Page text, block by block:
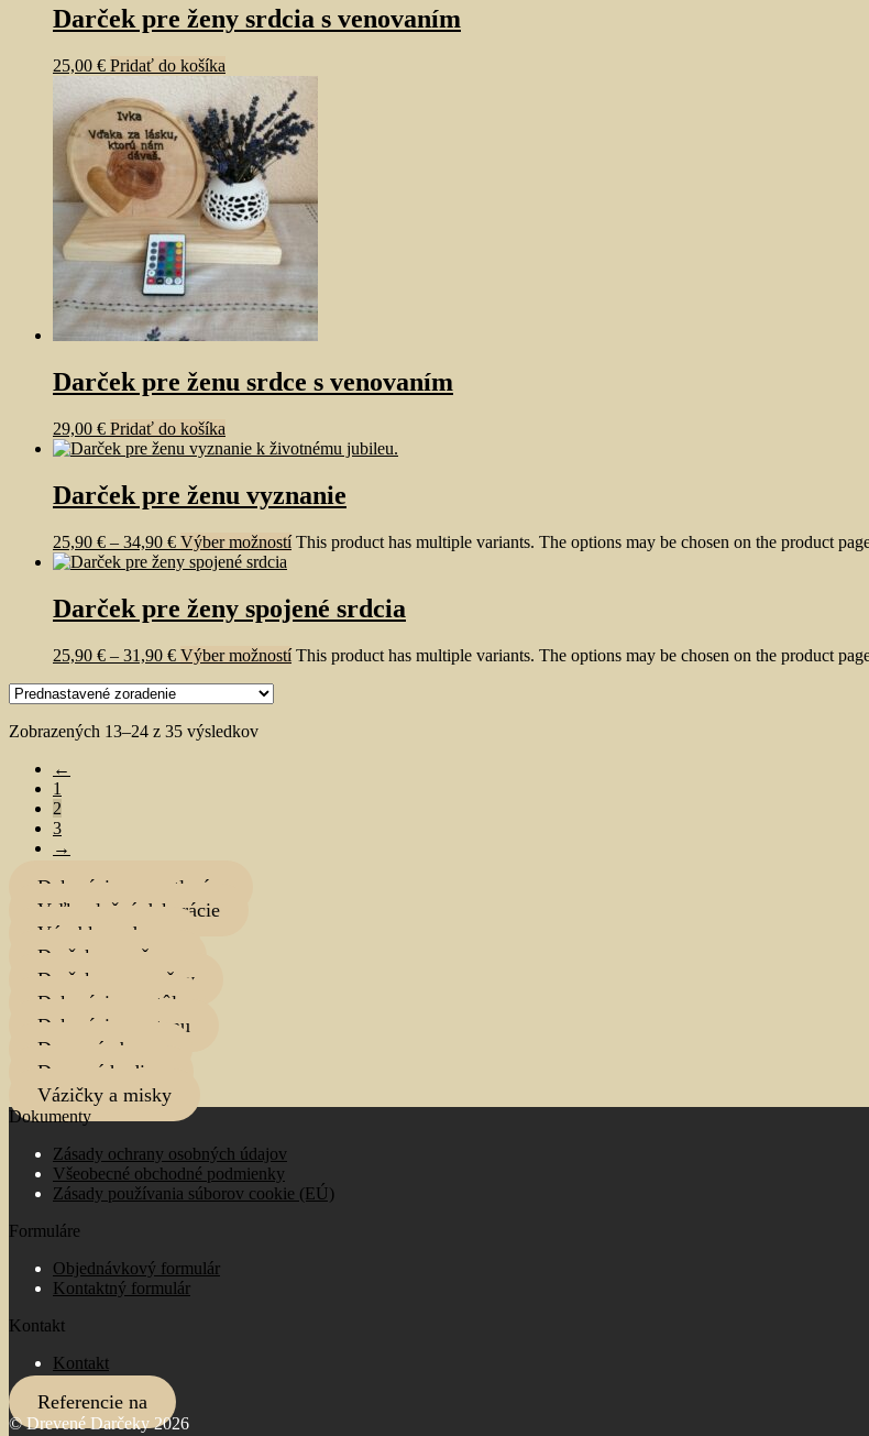
Darček pre ženy srdcia s venovaním
25,00 € Pridať do košíka
Darček pre ženu srdce s venovaním
29,00 € Pridať do košíka
Darček pre ženu vyznanie
25,90 € – 34,90 € Výber možností This product has multiple variants. The options may be chosen on the product
Darček pre ženy spojené srdcia
25,90 € – 31,90 € Výber možností This product has multiple variants. The options may be chosen on the product
Zobrazených 13–24 z 35 výsledkov
←
1
2
3
→
Dekorácie s osvetlením
Veľkoplošné dekorácie
Výrobky z dreva
Darčeky pre ženy
Darčeky pre mužov
Dekorácie na stôl
Dekorácie na stenu
Drevené obrazy
Drevené hodiny
Vázičky a misky
Dokumenty
Zásady ochrany osobných údajov
Všeobecné obchodné podmienky
Zásady používania súborov cookie (EÚ)
Formuláre
Objednávkový formulár
Kontaktný formulár
Kontakt
Kontakt
Referencie na
© Drevené Darčeky 2026